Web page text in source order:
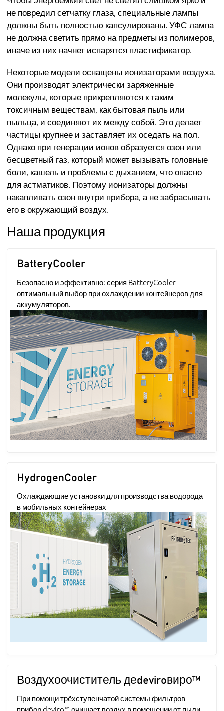
не повредил сетчатку глаза, специальные лампы
должны быть полностью капсулированы. УФС-лампа
не должна светить прямо на предметы из полимеров,
иначе из них начнет испарятся пластификатор.
Некоторые модели оснащены ионизаторами воздуха.
Они производят электрически заряженные
молекулы, которые прикрепляются к таким
токсичным веществам, как бытовая пыль или
пыльца, и соединяют их между собой. Это делает
частицы крупнее и заставляет их оседать на пол.
Однако при генерации ионов образуется озон или
бесцветный газ, который может вызывать головные
боли, кашель и проблемы с дыханием, что опасно
для астматиков. Поэтому ионизаторы должны
накапливать озон внутри прибора, а не забрасывать
его в окружающий воздух.
Наша продукция
BatteryCooler
Безопасно и эффективно: серия BatteryCooler
оптимальный выбор при охлаждении контейнеров для
аккумуляторов.
HydrogenCooler
Охлаждающие установки для производства водорода
в мобильных контейнерах
Воздухоочиститель деdeviroвиро™
При помощи трёхступенчатой системы фильтров